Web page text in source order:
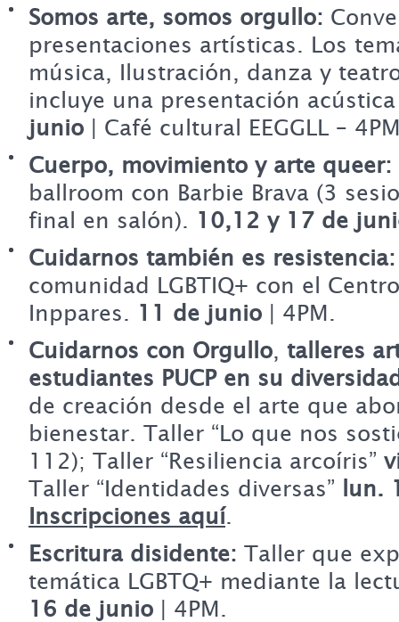
Somos arte, somos orgullo:
presentaciones artísticas. Los
música, Ilustración, danza y
incluye una presentación
junio | Café cultural EEGGLL –
Cuerpo, movimiento y arte queer:
ballroom con Barbie Brava (3
final en salón). 10,12 y 17 de
Cuidarnos también es resistencia:
comunidad LGBTIQ+ con el
Inppares. 11 de junio | 4PM.
Cuidarnos con Orgullo, talleres
estudiantes PUCP en su
de creación desde el arte que
bienestar. Taller “Lo que nos
112); Taller “Resiliencia arcoíris”
Taller “Identidades diversas”
lun.
Inscripciones aquí.
Escritura disidente: Taller que
temática LGBTQ+ mediante la
16 de junio | 4PM.